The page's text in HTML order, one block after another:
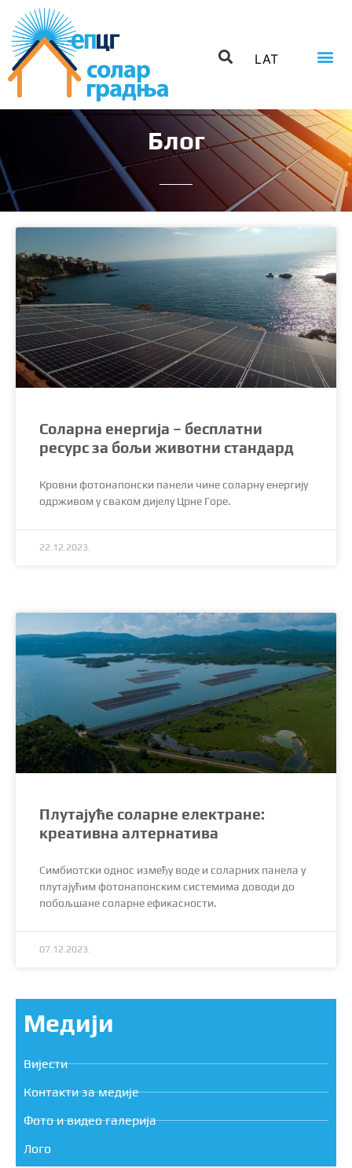
LAT
Блог
Соларна енергија – бесплатни
ресурс за бољи животни стандард
Кровни фотонапонски панели чине соларну енергију
одрживом у сваком дијелу Црне Горе.
22.12.2023.
Плутајуће соларне електране:
креативна алтернатива
Симбиотски однос између воде и соларних панела у
плутајућим фотонапонским системима доводи до
побољшане соларне ефикасности.
07.12.2023.
Медији
Вијести
Контакти за медије
Фото и видео галерија
Лого